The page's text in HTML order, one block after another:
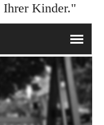
Ihrer Kinder."